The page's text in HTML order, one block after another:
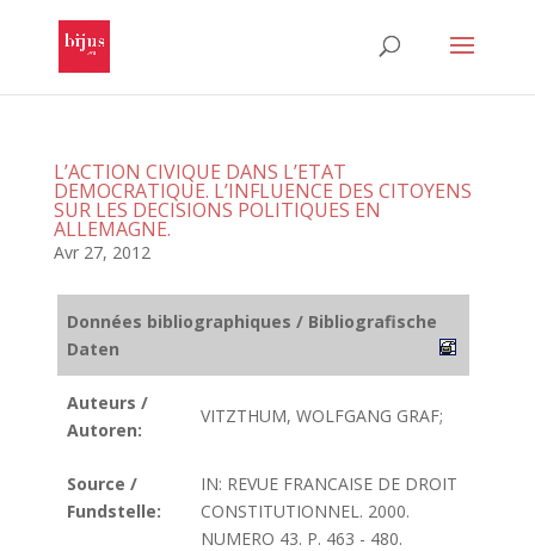
L’ACTION CIVIQUE DANS L’ETAT
DEMOCRATIQUE. L’INFLUENCE DES CITOYENS
SUR LES DECISIONS POLITIQUES EN
ALLEMAGNE.
Avr 27, 2012
Données bibliographiques / Bibliografische
Daten
Auteurs /
Autoren:
VITZTHUM, WOLFGANG GRAF;
Source /
Fundstelle:
IN: REVUE FRANCAISE DE DROIT
CONSTITUTIONNEL. 2000.
NUMERO 43. P. 463 - 480.